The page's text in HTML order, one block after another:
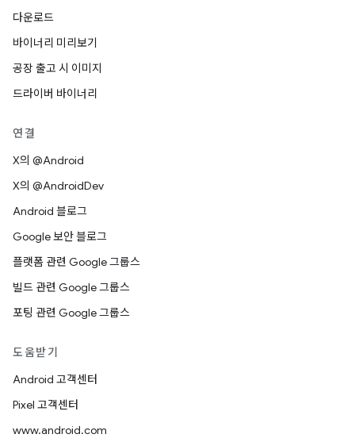
다운로드
바이너리 미리보기
공장 출고 시 이미지
드라이버 바이너리
연결
X의 @Android
X의 @AndroidDev
Android 블로그
Google 보안 블로그
플랫폼 관련 Google 그룹스
빌드 관련 Google 그룹스
포팅 관련 Google 그룹스
도움받기
Android 고객센터
Pixel 고객센터
www.android.com